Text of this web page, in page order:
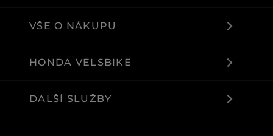
VŠE O NÁKUPU
HONDA VELSBIKE
DALŠÍ SLUŽBY